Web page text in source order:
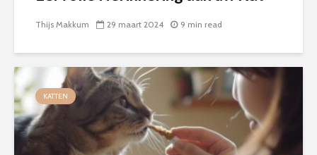
Thijs Makkum 29 maart 2024 9 min read
KATTEN